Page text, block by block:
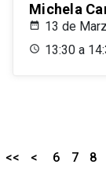
Michela
13 de
13:30 a
<< < 6 7 8